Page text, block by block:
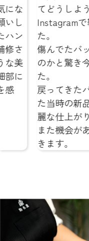
な
し
ン
さ
美
に
てどうしよ
Instagramで
た。
傷んでたバ
のかと驚き
た。
戻ってきた
た当時の新
麗な仕上が
また機会が
きます。